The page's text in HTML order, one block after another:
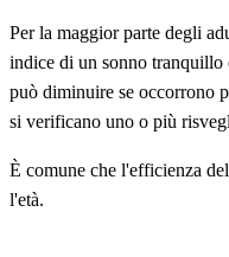
Per la maggior parte degli
indice di un sonno
può diminuire se occorrono
si verificano uno o più
È comune che l'efficienza
l'età.